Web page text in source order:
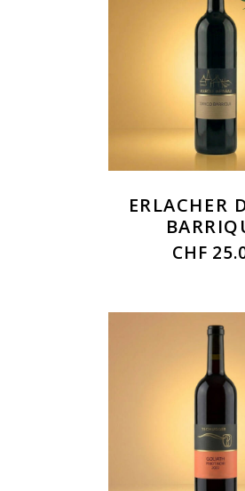
ERLACHER
CHF